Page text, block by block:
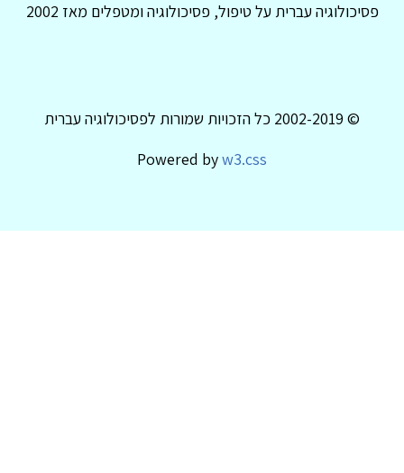
פסיכולוגיה עברית על טיפול, פסיכולוגיה ומטפלים מאז 2002
© 2002-2019 כל הזכויות שמורות לפסיכולוגיה עברית
Powered byw3.css